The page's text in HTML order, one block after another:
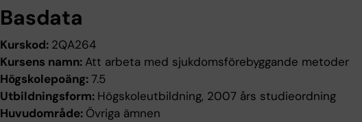
Basdata
Kurskod: 2QA264
Kursens namn: Att arbeta med sjukdomsförebyggande metoder
Högskolepoäng:7.5
Utbildningsform: Högskoleutbildning, 2007 års studieordning
Huvudområde: Övriga ämnen